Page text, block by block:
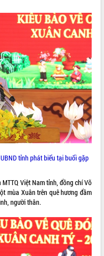
tỉnh phát biểu tại buổi gặp
MTTQ Việt Nam tỉnh, đồng chí Võ
mùa Xuân trên quê hương đầm
người thân.